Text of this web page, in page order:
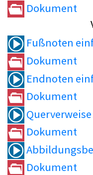
Dokument
Fußnoten
Dokument
Endnoten
Dokument
Dokument
Dokument